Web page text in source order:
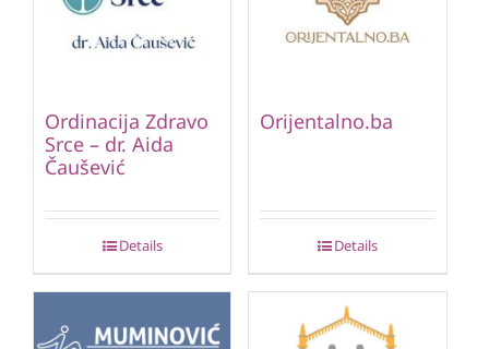
Ordinacija Zdravo
Srce – dr. Aida
Čaušević
Details
Orijentalno.ba
Details